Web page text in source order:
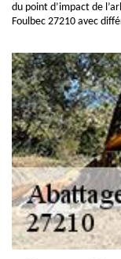
du point d’impact de
Foulbec 27210 avec